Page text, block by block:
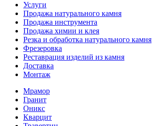
Услуги
Продажа натурального камня
Продажа инструмента
Продажа химии и клея
Резка и обработка натурального камня
Фрезеровка
Реставрация изделий из камня
Доставка
Монтаж
Мрамор
Гранит
Оникс
Кварцит